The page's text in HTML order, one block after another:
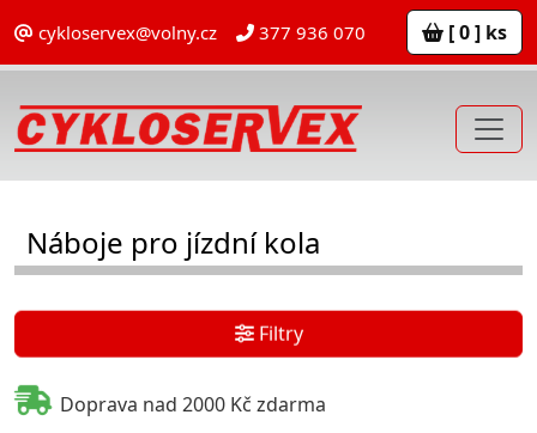
cykloservex@volny.cz 377 936 070 [ 0 ] ks
Náboje pro jízdní kola
Filtry
Doprava nad 2000 Kč zdarma